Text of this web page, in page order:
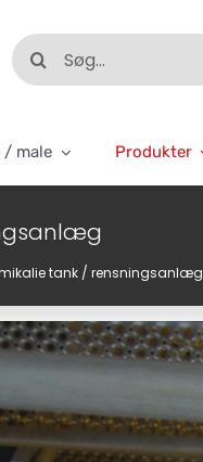
Søg
efter:
/ male Produkter
tank / rensningsanlæg